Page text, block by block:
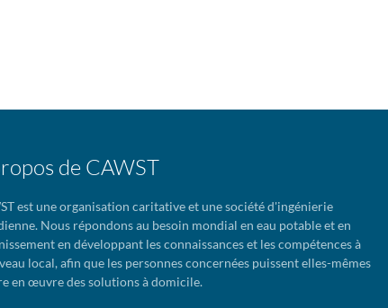
de CAWST
est une organisation caritative et une société d'ingénierie
Nous répondons au besoin mondial en eau potable et en
en développant les connaissances et les compétences à
local, afin que les personnes concernées puissent elles-mêmes
en œuvre des solutions à domicile.